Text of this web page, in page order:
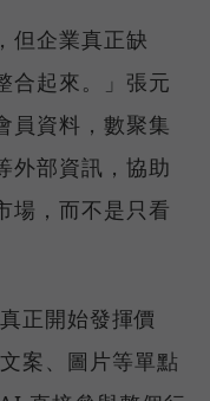
但企業真正缺
合起來。」張元
員資料，數聚集
外部資訊，協助
場，而不是只看
正開始發揮價
案、圖片等單點